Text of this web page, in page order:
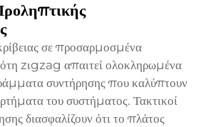
σε προσαρμοσμένα
zιgzag απαιτεί ολοκληρωμένα
συντήρησης που καλύπτουν
του συστήματος. Τακτικοί
διασφαλίζουν ότι το πλάτος